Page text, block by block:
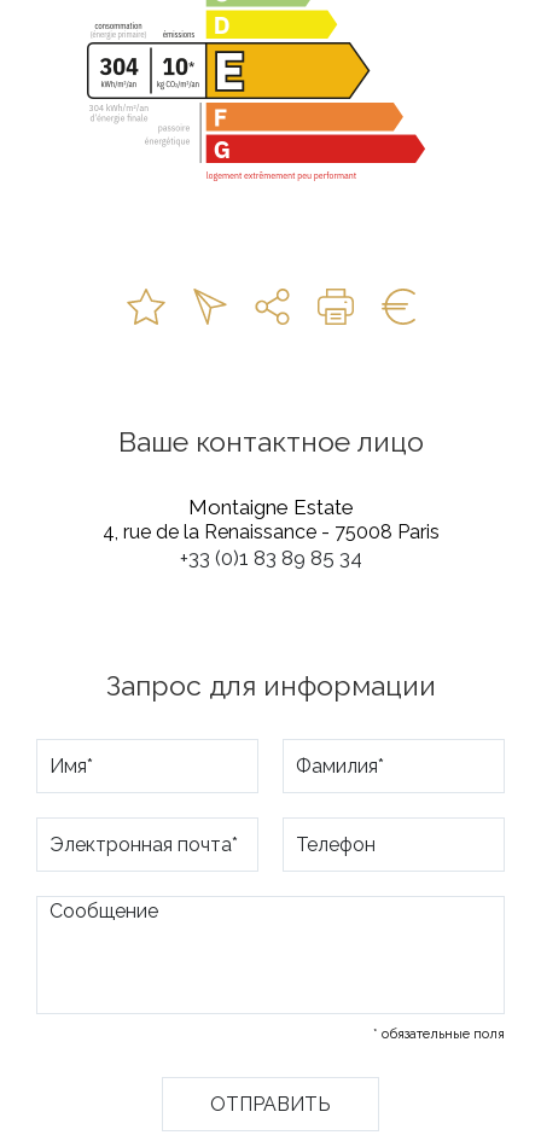
Ваше контактное лицо
Montaigne Estate
4, rue de la Renaissance - 75008 Paris
+33 (0)1 83 89 85 34
Запрос для информации
* обязательные поля